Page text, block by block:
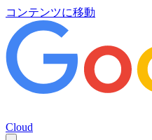
コンテンツに移動
Cloud